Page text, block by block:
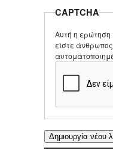
CAPTCHA
Αυτή η ερώτηση
είστε